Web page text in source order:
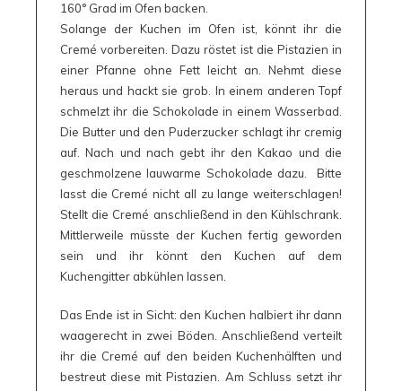
160° Grad im Ofen backen.
Solange der Kuchen im Ofen ist, könnt ihr die
Cremé vorbereiten. Dazu röstet ist die Pistazien in
einer Pfanne ohne Fett leicht an. Nehmt diese
heraus und hackt sie grob. In einem anderen Topf
schmelzt ihr die Schokolade in einem Wasserbad.
Die Butter und den Puderzucker schlagt ihr cremig
auf. Nach und nach gebt ihr den Kakao und die
geschmolzene lauwarme Schokolade dazu. Bitte
lasst die Cremé nicht all zu lange weiterschlagen!
Stellt die Cremé anschließend in den Kühlschrank.
Mittlerweile müsste der Kuchen fertig geworden
sein und ihr könnt den Kuchen auf dem
Kuchengitter abkühlen lassen.
Das Ende ist in Sicht: den Kuchen halbiert ihr dann
waagerecht in zwei Böden. Anschließend verteilt
ihr die Cremé auf den beiden Kuchenhälften und
bestreut diese mit Pistazien. Am Schluss setzt ihr